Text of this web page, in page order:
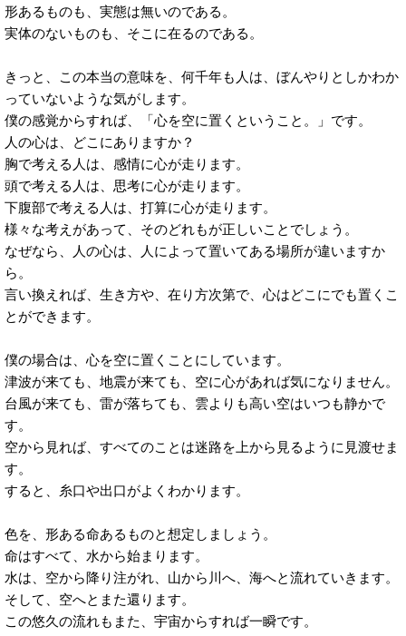
形あるものも、実態は無いのである。
実体のないものも、そこに在るのである。
きっと、この本当の意味を、何千年も人は、ぼんやりとしかわか
っていないような気がします。
僕の感覚からすれば、「心を空に置くということ。」です。
人の心は、どこにありますか？
胸で考える人は、感情に心が走ります。
頭で考える人は、思考に心が走ります。
下腹部で考える人は、打算に心が走ります。
様々な考えがあって、そのどれもが正しいことでしょう。
なぜなら、人の心は、人によって置いてある場所が違いますか
ら。
言い換えれば、生き方や、在り方次第で、心はどこにでも置くこ
とができます。
僕の場合は、心を空に置くことにしています。
津波が来ても、地震が来ても、空に心があれば気になりません。
台風が来ても、雷が落ちても、雲よりも高い空はいつも静かで
す。
空から見れば、すべてのことは迷路を上から見るように見渡せま
す。
すると、糸口や出口がよくわかります。
色を、形ある命あるものと想定しましょう。
命はすべて、水から始まります。
水は、空から降り注がれ、山から川へ、海へと流れていきます。
そして、空へとまた還ります。
この悠久の流れもまた、宇宙からすれば一瞬です。